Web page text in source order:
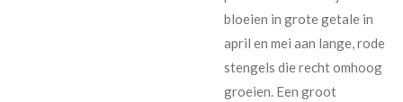
bloeien in grote getale in
april en mei aan lange, rode
stengels die recht omhoog
groeien. Een groot